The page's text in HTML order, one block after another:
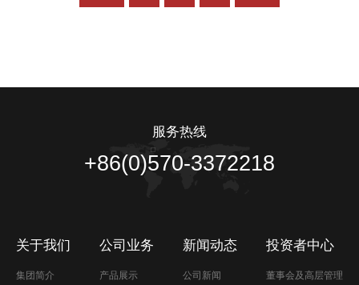
服务热线
+86(0)570-3372218
关于我们
集团简介
公司业务
产品展示
新闻动态
公司新闻
投资者中心
董事会及高层管理